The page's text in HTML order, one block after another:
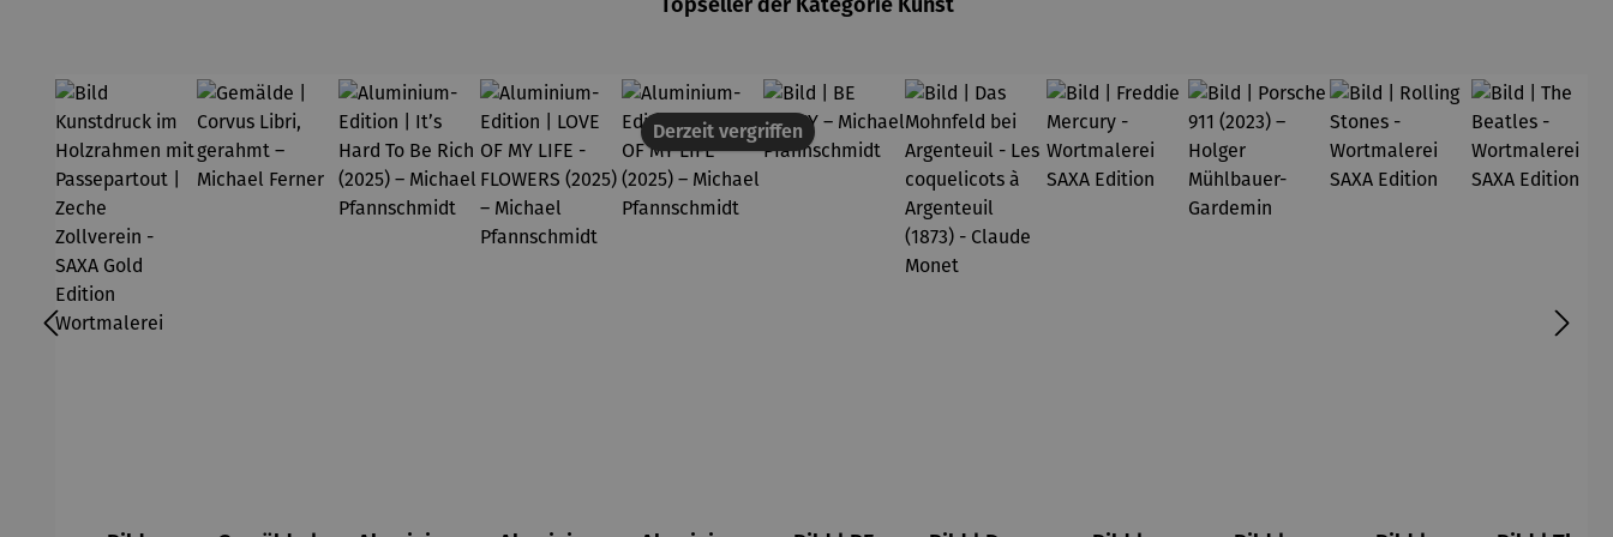
Derzeit vergriffen